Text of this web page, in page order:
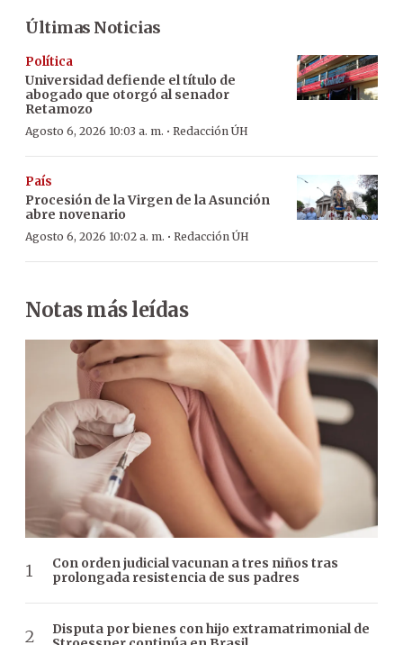
Últimas Noticias
Política
Universidad defiende el título de
abogado que otorgó al senador
Retamozo
Agosto 6, 2026 10:03 a. m. · Redacción ÚH
País
Procesión de la Virgen de la Asunción
abre novenario
Agosto 6, 2026 10:02 a. m. · Redacción ÚH
Notas más leídas
Con orden judicial vacunan a tres niños tras
prolongada resistencia de sus padres
Disputa por bienes con hijo extramatrimonial de